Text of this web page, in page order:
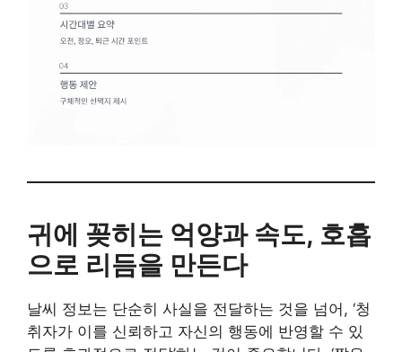
귀에 꽂히는 억양과 속도, 호흡
으로 리듬을 만든다
날씨 정보는 단순히 사실을 전달하는 것을 넘어, ‘청
취자가 이를 신뢰하고 자신의 행동에 반영할 수 있